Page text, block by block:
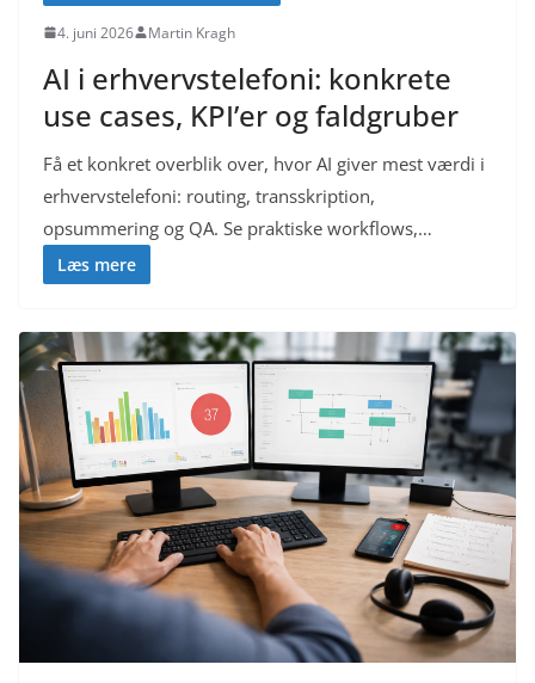
4. juni 2026 Martin Kragh
AI i erhvervstelefoni: konkrete
use cases, KPI’er og faldgruber
Få et konkret overblik over, hvor AI giver mest værdi i
erhvervstelefoni: routing, transskription,
opsummering og QA. Se praktiske workflows,…
Læs mere